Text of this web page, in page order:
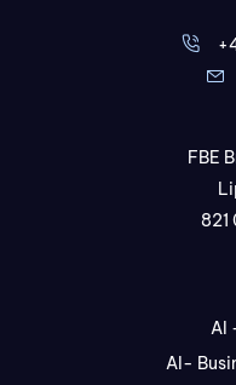
FBE
821
AI
AI-